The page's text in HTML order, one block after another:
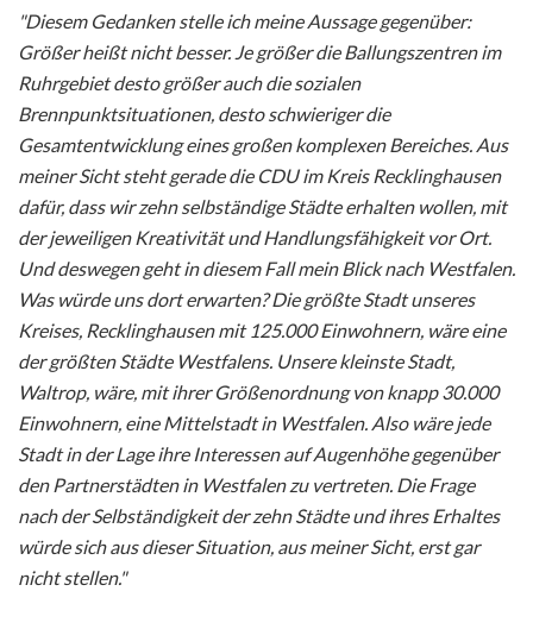
"Diesem Gedanken stelle ich meine Aussage gegenüber:
Größer heißt nicht besser. Je größer die Ballungszentren im
Ruhrgebiet desto größer auch die sozialen
Brennpunktsituationen, desto schwieriger die
Gesamtentwicklung eines großen komplexen Bereiches. Aus
meiner Sicht steht gerade die CDU im Kreis Recklinghausen
dafür, dass wir zehn selbständige Städte erhalten wollen, mit
der jeweiligen Kreativität und Handlungsfähigkeit vor Ort.
Und deswegen geht in diesem Fall mein Blick nach Westfalen.
Was würde uns dort erwarten? Die größte Stadt unseres
Kreises, Recklinghausen mit 125.000 Einwohnern, wäre eine
der größten Städte Westfalens. Unsere kleinste Stadt,
Waltrop, wäre, mit ihrer Größenordnung von knapp 30.000
Einwohnern, eine Mittelstadt in Westfalen. Also wäre jede
Stadt in der Lage ihre Interessen auf Augenhöhe gegenüber
den Partnerstädten in Westfalen zu vertreten. Die Frage
nach der Selbständigkeit der zehn Städte und ihres Erhaltes
würde sich aus dieser Situation, aus meiner Sicht, erst gar
nicht stellen."